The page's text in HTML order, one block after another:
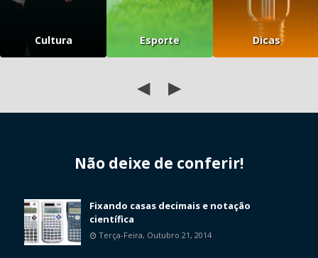
Cultura Esporte Dicas
◀ ▶
Não deixe de conferir!
Fixando casas decimais e notação
científica
Terça-Feira, Outubro 21, 2014